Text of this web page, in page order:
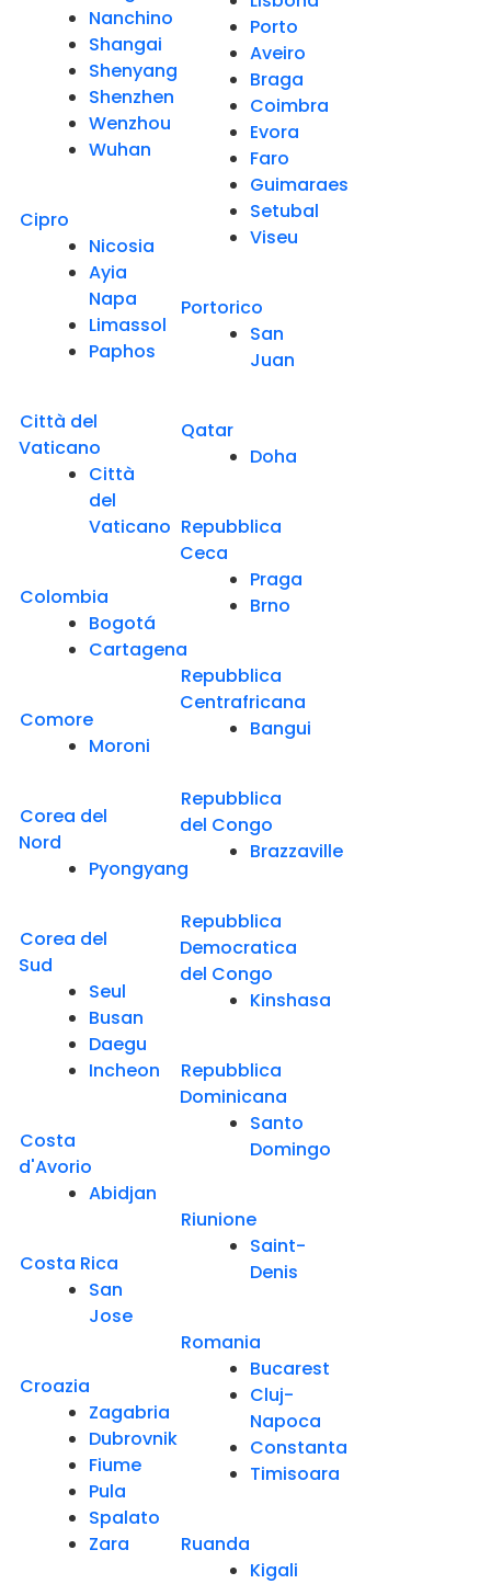
Nanchino
Shangai
Shenyang
Shenzhen
Wenzhou
Wuhan
Cipro
Nicosia
Ayia
Napa
Limassol
Paphos
Città del
Vaticano
Città
del
Vaticano
Colombia
Bogotá
Cartagena
Comore
Moroni
Corea del
Nord
Pyongyang
Corea del
Sud
Seul
Busan
Daegu
Incheon
Costa
d'Avorio
Abidjan
Costa Rica
San
Jose
Croazia
Zagabria
Dubrovnik
Fiume
Pula
Spalato
Zara
Porto
Aveiro
Braga
Coimbra
Evora
Faro
Guimaraes
Setubal
Viseu
Portorico
San
Juan
Qatar
Doha
Repubblica
Ceca
Praga
Brno
Repubblica
Centrafricana
Bangui
Repubblica
del Congo
Brazzaville
Repubblica
Democratica
del Congo
Kinshasa
Repubblica
Dominicana
Santo
Domingo
Riunione
Saint-
Denis
Romania
Bucarest
Cluj-
Napoca
Constanta
Timisoara
Ruanda
Kigali